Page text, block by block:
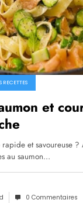
RECETTES
et
rapide et savoureuse
au saumon…
0 Commentaires